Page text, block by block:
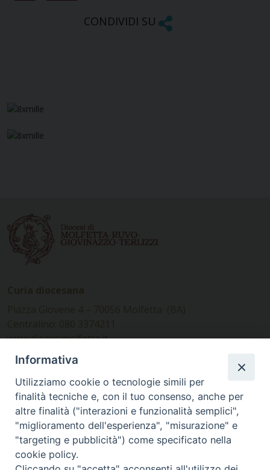
CONDIVIDI SU
www.diocesimolfetta.it –
diocesimolfetta@pec.chiesacattolica.it
Ufficio Comunicazioni sociali
Piazza Giovene 4 – 70056 Molfetta (BA)
comunicazionisociali@diocesimolfetta.it
Informativa
Utilizziamo cookie o tecnologie simili per
finalità tecniche e, con il tuo consenso, anche per
altre finalità ("interazioni e funzionalità semplici",
"miglioramento dell'esperienza", "misurazione" e
"targeting e pubblicità") come specificato nella
cookie policy.